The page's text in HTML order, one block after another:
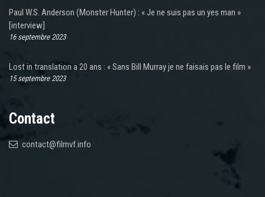
Paul W.S. Anderson (Monster Hunter) : « Je ne suis pas un yes man »
[interview]
16 septembre 2023
Lost in translation a 20 ans : « Sans Bill Murray je ne faisais pas le film »
15 septembre 2023
Contact
contact@filmvf.info